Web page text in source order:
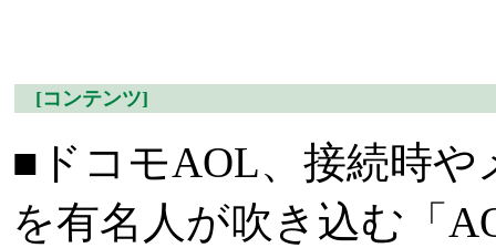
[コンテンツ]
■ドコモAOL、接続時
を有名人が吹き込む「